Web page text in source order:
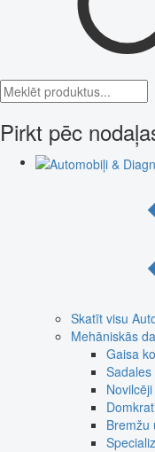
Pirkt pēc
Skatīt visu
Mehāniskās
Gaisa
Bremžu